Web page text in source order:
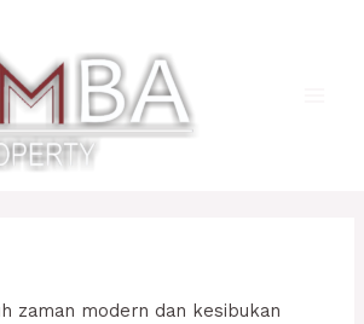
zaman modern dan kesibukan